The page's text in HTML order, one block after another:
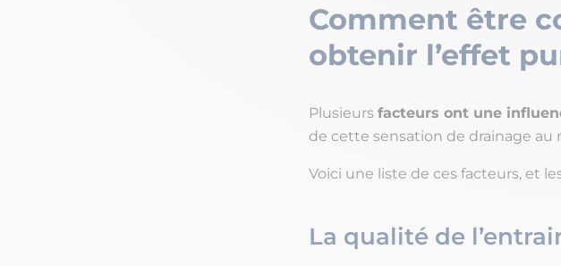
Comment être
obtenir l’effet
Plusieurs facteurs ont une
de cette sensation de drainage au
Voici une liste de ces facteurs, et
La qualité de